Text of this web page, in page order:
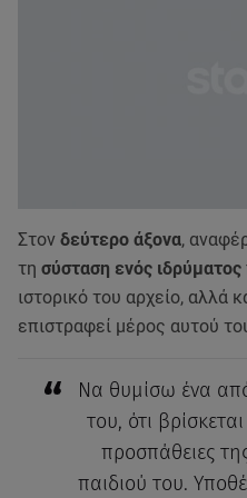
Στον δεύτερο άξονα,
τη σύσταση ενός ιδρύματος
ιστορικό του αρχείο, αλλά
επιστραφεί μέρος αυτού
Να θυμίσω ένα
του, ότι
προσπάθειες
παιδιού του.